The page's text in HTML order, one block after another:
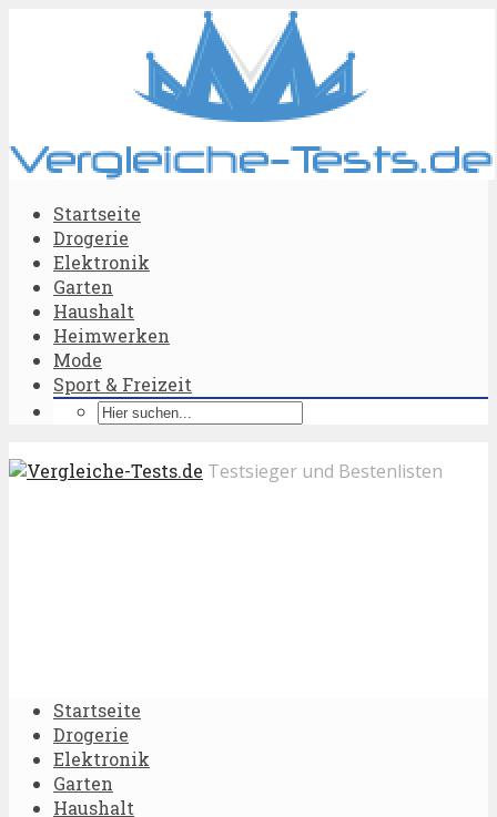
Startseite
Drogerie
Elektronik
Garten
Haushalt
Heimwerken
Mode
Sport & Freizeit
Testsieger und Bestenlisten
Startseite
Drogerie
Elektronik
Garten
Haushalt